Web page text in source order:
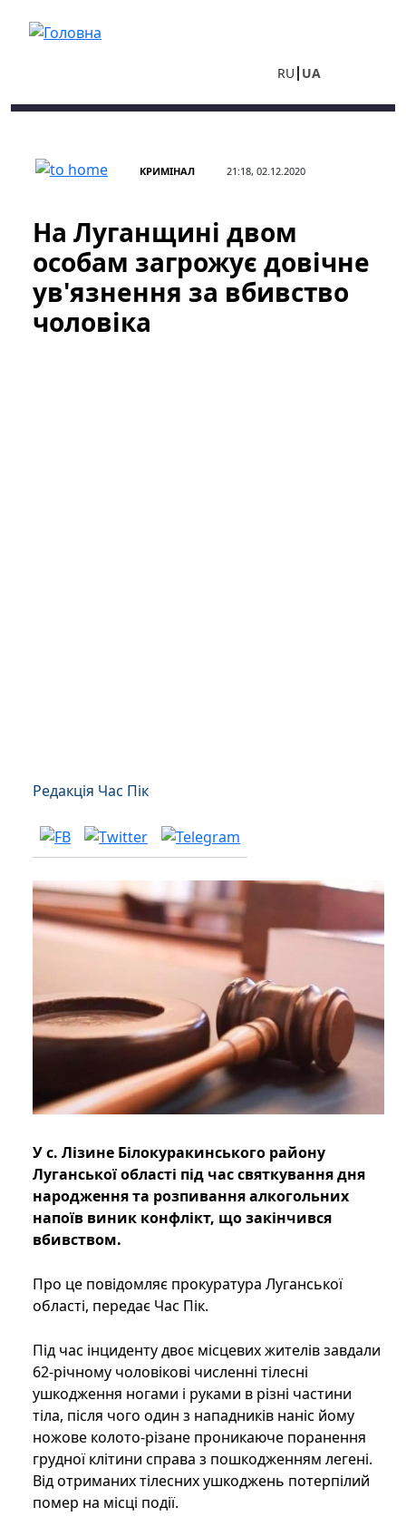
RU UA
КРИМІНАЛ 21:18, 02.12.2020
На Луганщині двом
особам загрожує довічне
ув'язнення за вбивство
чоловіка
Редакція Час Пік
У с. Лізине Білокуракинського району
Луганської області під час святкування дня
народження та розпивання алкогольних
напоїв виник конфлікт, що закінчився
вбивством.
Про це повідомляє прокуратура Луганської
області, передає Час Пік.
Під час інциденту двоє місцевих жителів завдали
62-річному чоловікові численні тілесні
ушкодження ногами і руками в різні частини
тіла, після чого один з нападників наніс йому
ножове колото-різане проникаюче поранення
грудної клітини справа з пошкодженням легені.
Від отриманих тілесних ушкоджень потерпілий
помер на місці події.